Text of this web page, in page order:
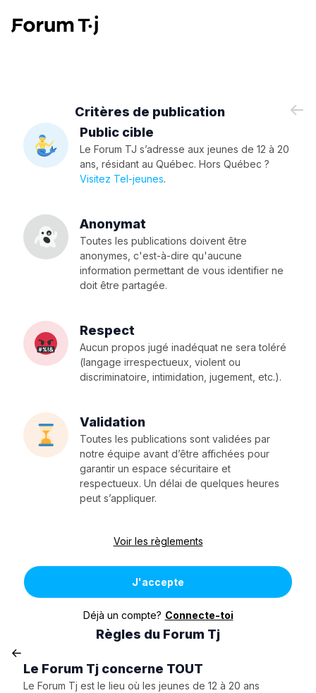
Critères de publication
Public cible
Le Forum TJ s’adresse aux jeunes de 12 à 20
ans, résidant au Québec. Hors Québec ?
Visitez Tel-jeunes.
Anonymat
Toutes les publications doivent être
anonymes, c'est-à-dire qu'aucune
information permettant de vous identifier ne
doit être partagée.
Respect
Aucun propos jugé inadéquat ne sera toléré
(langage irrespectueux, violent ou
discriminatoire, intimidation, jugement, etc.).
Validation
Toutes les publications sont validées par
notre équipe avant d’être affichées pour
garantir un espace sécuritaire et
respectueux. Un délai de quelques heures
peut s’appliquer.
Voir les règlements
J'accepte
Déjà un compte? Connecte-toi
Règles du Forum Tj
Le Forum Tj concerne TOUT
Le Forum Tj est le lieu où les jeunes de 12 à 20 ans